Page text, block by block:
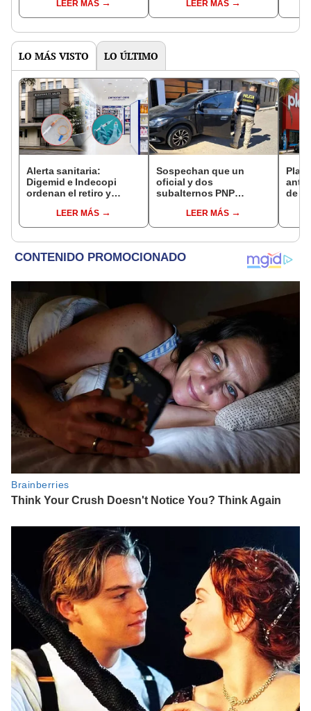
LEER MÁS
de mesa para este 4 de
octubre en el link oficial
LEER MÁS
LO MÁS VISTO LO ÚLTIMO
Alerta sanitaria:
Digemid e Indecopi
ordenan el retiro y
productos médicos
contra el cáncer por
LEER MÁS
Sospechan que un
oficial y dos
subalternos PNP
de cocaína por yeso
LEER MÁS
de